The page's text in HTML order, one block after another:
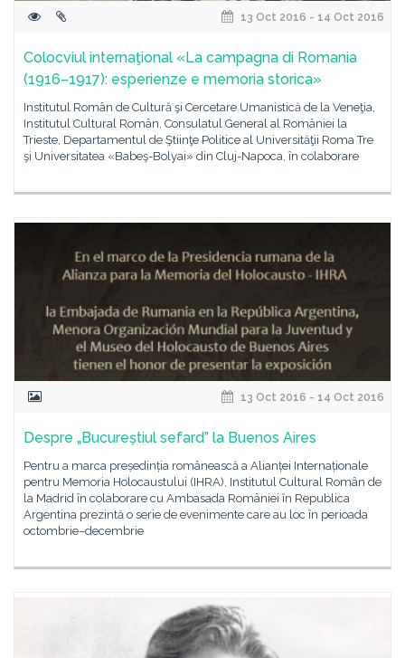
13 Oct 2016 - 14 Oct 2016
Colocviul internaţional «La campagna di Romania
(1916–1917): esperienze e memoria storica»
Institutul Român de Cultură şi Cercetare Umanistică de la Veneţia,
Institutul Cultural Român, Consulatul General al României la
Trieste, Departamentul de Ştiinţe Politice al Universităţii Roma Tre
şi Universitatea «Babeş-Bolyai» din Cluj-Napoca, în colaborare
13 Oct 2016 - 14 Oct 2016
Despre „Bucureștiul sefard” la Buenos Aires
Pentru a marca președinția românească a Alianței Internaționale
pentru Memoria Holocaustului (IHRA), Institutul Cultural Român de
la Madrid în colaborare cu Ambasada României în Republica
Argentina prezintă o serie de evenimente care au loc în perioada
octombrie–decembrie